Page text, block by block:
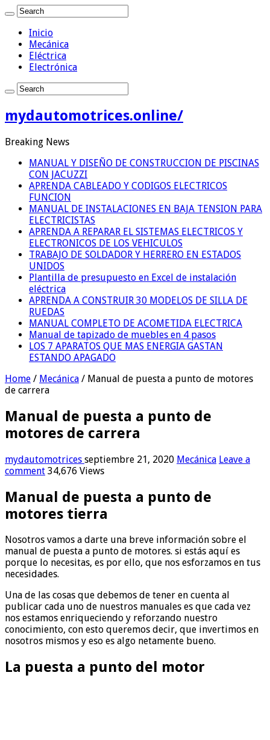
Inicio
Mecánica
Eléctrica
Electrónica
mydautomotrices.online/
Breaking News
MANUAL Y DISEÑO DE CONSTRUCCION DE PISCINAS
CON JACUZZI
APRENDA CABLEADO Y CODIGOS ELECTRICOS
FUNCION
MANUAL DE INSTALACIONES EN BAJA TENSION PARA
ELECTRICISTAS
APRENDA A REPARAR EL SISTEMAS ELECTRICOS Y
ELECTRONICOS DE LOS VEHICULOS
TRABAJO DE SOLDADOR Y HERRERO EN ESTADOS
UNIDOS
Plantilla de presupuesto en Excel de instalación
eléctrica
APRENDA A CONSTRUIR 30 MODELOS DE SILLA DE
RUEDAS
MANUAL COMPLETO DE ACOMETIDA ELECTRICA
Manual de tapizado de muebles en 4 pasos
LOS 7 APARATOS QUE MAS ENERGIA GASTAN
ESTANDO APAGADO
Home / Mecánica / Manual de puesta a punto de motores
de carrera
Manual de puesta a punto de
motores de carrera
mydautomotrices septiembre 21, 2020 Mecánica Leave a
comment 34,676 Views
Manual de puesta a punto de
motores tierra
Nosotros vamos a darte una breve información sobre el
manual de puesta a punto de motores. si estás aquí es
porque lo necesitas, es por ello, que nos esforzamos en tus
necesidades.
Una de las cosas que debemos de tener en cuenta al
publicar cada uno de nuestros manuales es que cada vez
nos estamos enriqueciendo y reforzando nuestro
conocimiento, con esto queremos decir, que invertimos en
nosotros mismos y eso es algo netamente bueno.
La puesta a punto del motor